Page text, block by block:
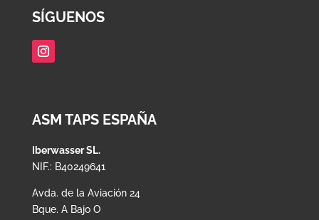
SÍGUENOS
ASM TAPS ESPAÑA
Iberwasser SL.
NIF.: B40249641
Avda. de la Aviación 24
Bque. A Bajo O